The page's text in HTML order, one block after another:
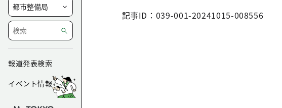
報道発表検索
イベント情報
記事ID：039-001-20241015-008556